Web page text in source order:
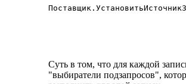
Суть в том, что для каждой
"выбиратели подзапросов",